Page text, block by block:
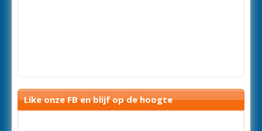
Like onze FB en blijf op de hoogte